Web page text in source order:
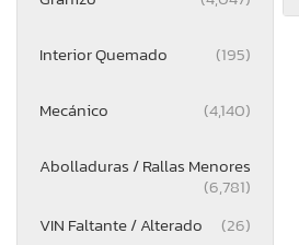
Interior Quemado (195)
Mecánico (4,140)
Abolladuras / Rallas Menores
(6,781)
VIN Faltante / Alterado
(26)